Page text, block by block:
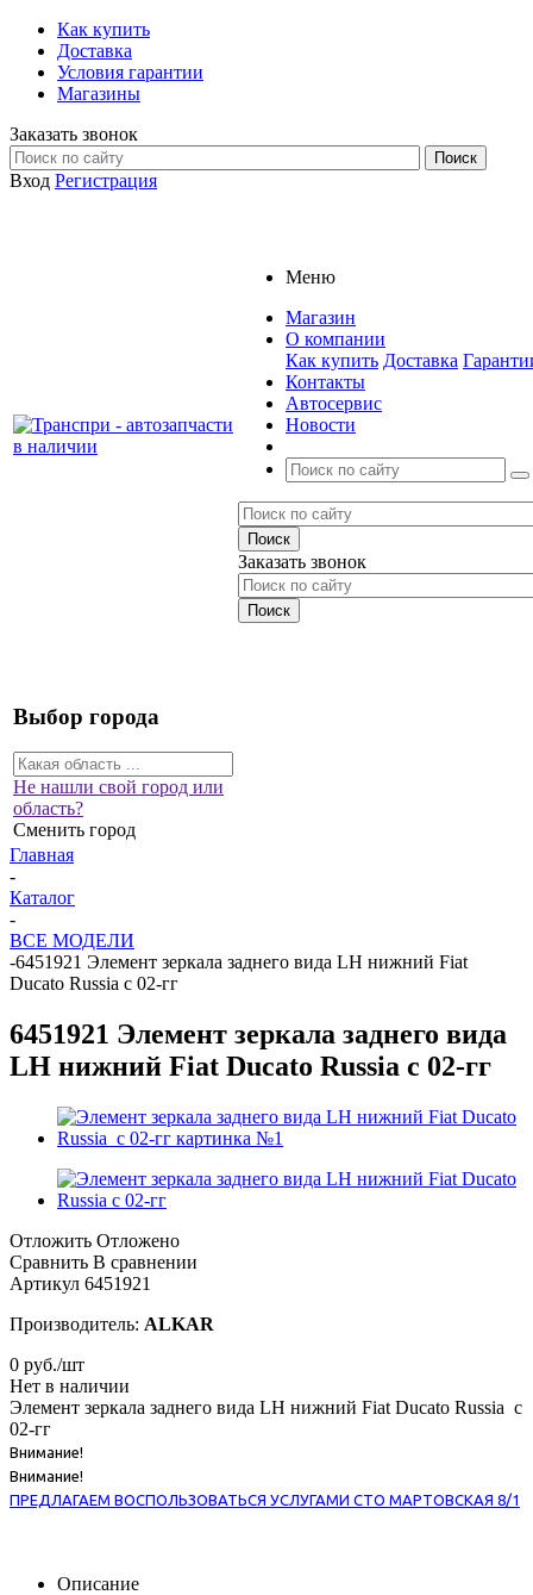
Как купить
Доставка
Условия гарантии
Магазины
Заказать звонок
Вход Регистрация
Меню
Магазин
О компании
Как купить Доставка
Контакты
Автосервис
Новости
Заказать звонок
Выбор города
Не нашли свой город или
область?
Сменить город
Главная
-
Каталог
-
ВСЕ МОДЕЛИ
-6451921 Элемент зеркала заднего вида LH нижний Fiat
Ducato Russia с 02-гг
6451921 Элемент зеркала заднего вида
LH нижний Fiat Ducato Russia с 02-гг
Отложить Отложено
Сравнить В сравнении
Артикул 6451921
Производитель: ALKAR
0 руб./шт
Нет в наличии
Элемент зеркала заднего вида LH нижний Fiat Ducato Russia с
02-гг
Внимание!
Внимание!
ПРЕДЛАГАЕМ ВОСПОЛЬЗОВАТЬСЯ УСЛУГАМИ СТО МАРТОВСКАЯ 8/1
Описание